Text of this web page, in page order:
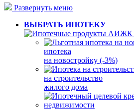
Развернуть меню
ВЫБРАТЬ ИПОТЕКУ
ипотека
на новостройку (-3%)
на строительство
жилого дома